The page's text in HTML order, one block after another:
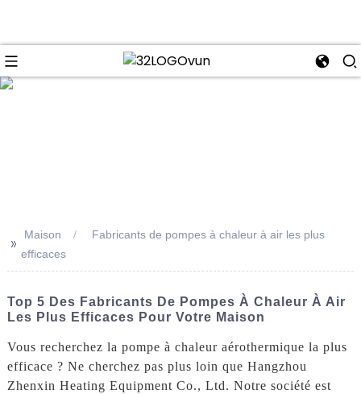
>> Maison
Fabricants de pompes à chaleur à air les plus
efficaces
Top 5 Des Fabricants De Pompes À Chaleur À Air
Les Plus Efficaces Pour Votre Maison
Vous recherchez la pompe à chaleur aérothermique la plus
efficace ? Ne cherchez pas plus loin que Hangzhou
Zhenxin Heating Equipment Co., Ltd. Notre société est